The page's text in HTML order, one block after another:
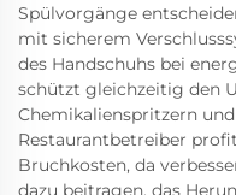
Spülvorgänge
mit sicherem
des Handschuhs bei
schützt gleichzeitig den
Chemikalienspritzern
Restaurantbetreiber
Bruchkosten, da
dazu beitragen, das